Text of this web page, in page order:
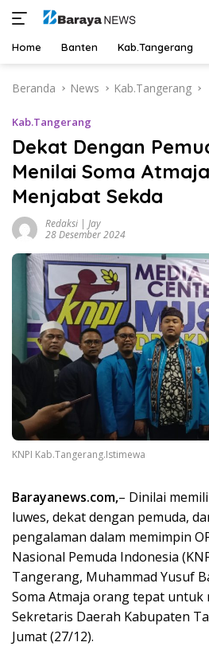
Home Banten Kab.Tangerang
Beranda News Kab.Tangerang
Kab.Tangerang
Dekat Dengan
Menilai Soma
Menjabat Sekda
Redaksi | Jay
28 Desember 2024
KNPI Kab.Tangerang.Istimewa
Barayanews.com,– Dinilai
luwes, dekat dengan pemuda,
pengalaman dalam memimpin
Nasional Pemuda Indonesia
Tangerang, Muhammad Yusuf
Soma Atmaja orang tepat untuk
Sekretaris Daerah Kabupaten
Jumat (27/12).